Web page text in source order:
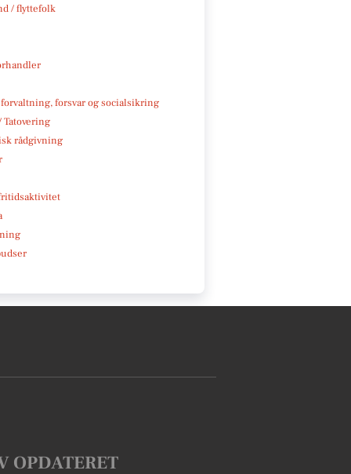
/ flyttefolk
forsvar og socialsikring
Tatovering
rådgivning
OPDATERET